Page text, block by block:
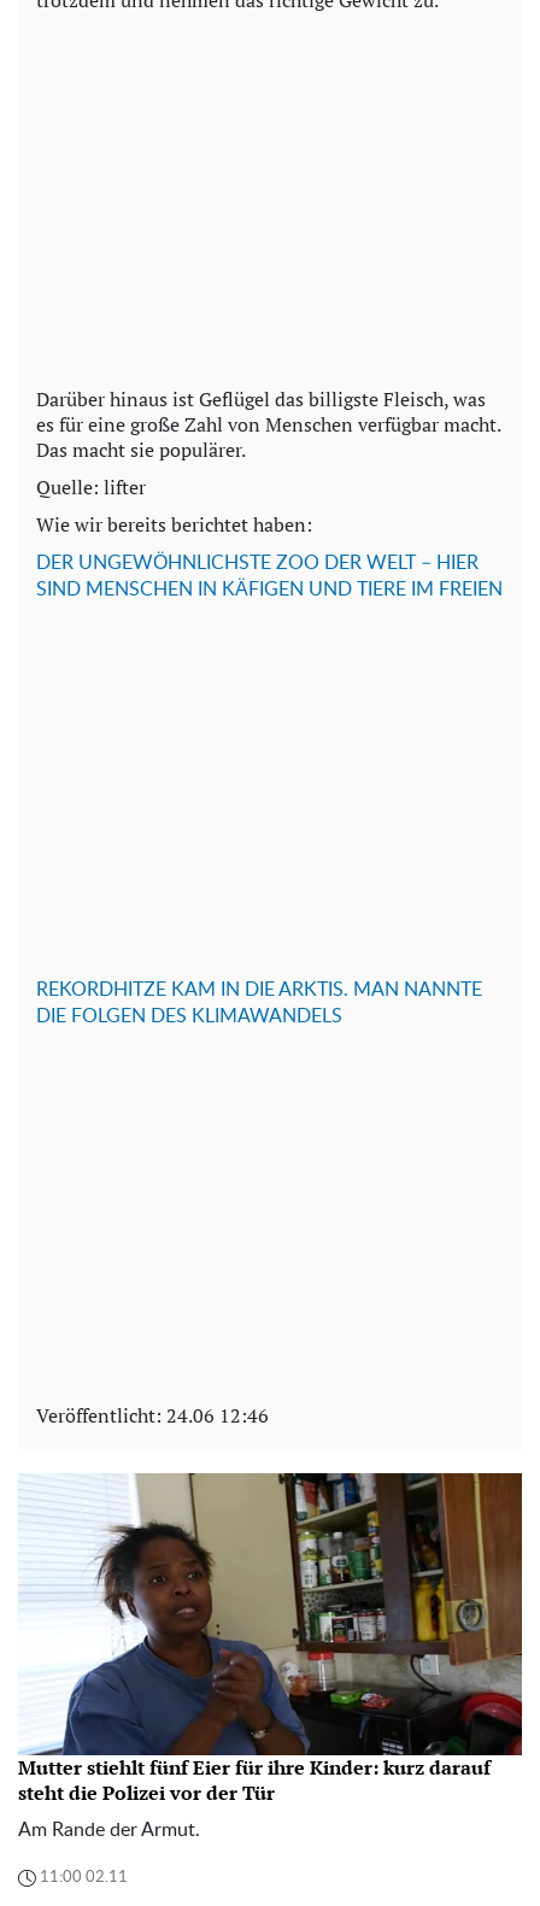
Darüber hinaus ist Geflügel das billigste Fleisch, was
es für eine große Zahl von Menschen verfügbar macht.
Das macht sie populärer.
Quelle: lifter
Wie wir bereits berichtet haben:
DER UNGEWÖHNLICHSTE ZOO DER WELT – HIER
SIND MENSCHEN IN KÄFIGEN UND TIERE IM FREIEN
REKORDHITZE KAM IN DIE ARKTIS. MAN NANNTE
DIE FOLGEN DES KLIMAWANDELS
Veröffentlicht: 24.06 12:46
Mutter stiehlt fünf Eier für ihre Kinder: kurz darauf
steht die Polizei vor der Tür
Am Rande der Armut.
11:00 02.11